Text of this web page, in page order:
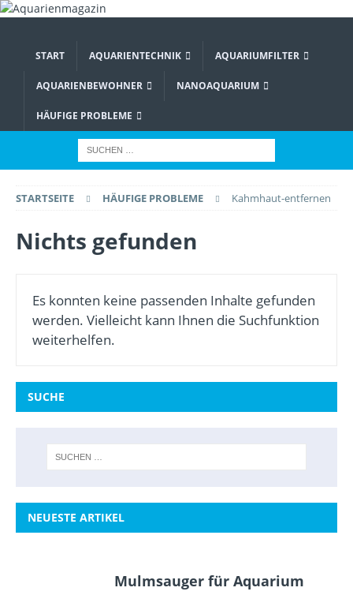
START AQUARIENTECHNIK AQUARIUMFILTER
AQUARIENBEWOHNER NANOAQUARIUM
HÄUFIGE PROBLEME
STARTSEITE HÄUFIGE PROBLEME Kahmhaut-entfernen
Nichts gefunden
Es konnten keine passenden Inhalte gefunden
werden. Vielleicht kann Ihnen die Suchfunktion
weiterhelfen.
SUCHE
NEUESTE ARTIKEL
Mulmsauger für Aquarium